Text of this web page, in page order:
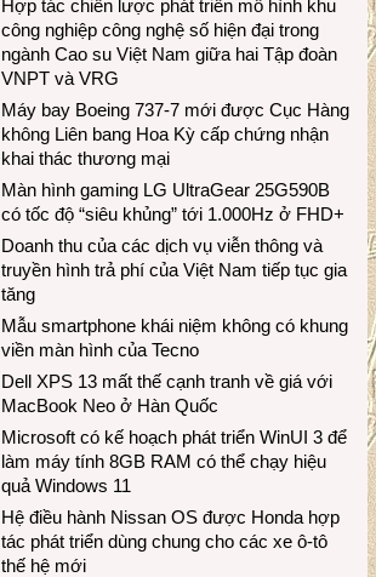
Hợp tác chiến lược phát triển mô hình khu
công nghiệp công nghệ số hiện đại trong
ngành Cao su Việt Nam giữa hai Tập đoàn
VNPT và VRG
Máy bay Boeing 737-7 mới được Cục Hàng
không Liên bang Hoa Kỳ cấp chứng nhận
khai thác thương mại
Màn hình gaming LG UltraGear 25G590B
có tốc độ “siêu khủng” tới 1.000Hz ở FHD+
Doanh thu của các dịch vụ viễn thông và
truyền hình trả phí của Việt Nam tiếp tục gia
tăng
Mẫu smartphone khái niệm không có khung
viền màn hình của Tecno
Dell XPS 13 mất thế cạnh tranh về giá với
MacBook Neo ở Hàn Quốc
Microsoft có kế hoạch phát triển WinUI 3 để
làm máy tính 8GB RAM có thể chạy hiệu
quả Windows 11
Hệ điều hành Nissan OS được Honda hợp
tác phát triển dùng chung cho các xe ô-tô
thế hệ mới